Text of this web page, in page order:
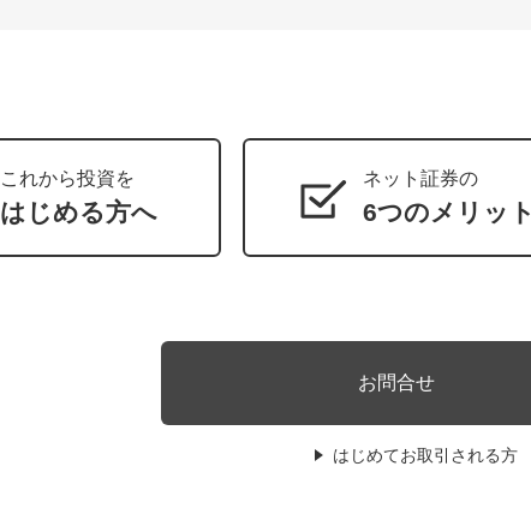
これから投資を
はじめる方へ
ネット証券の
6つのメリット
お問合せ
はじめてお取引される方